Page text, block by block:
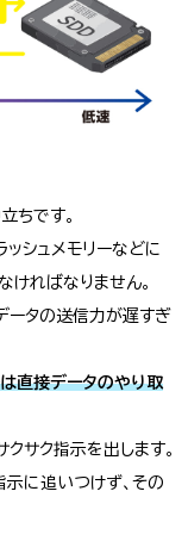
ちです。
ッシュメモリーなどに
ければなりません。
ータの送信力が遅すぎ
直接データのやり取
サク指示を出します。
示に追いつけず、その